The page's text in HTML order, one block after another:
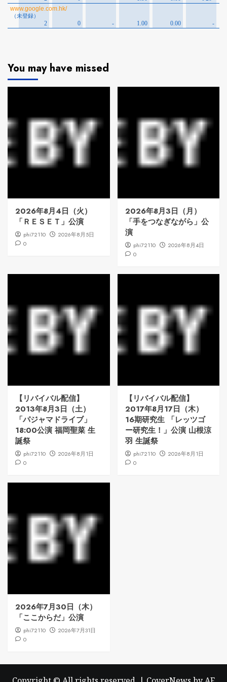
You may have missed
2026年8月4日（火）
「ＲＥＳＥＴ」公演
phi72110
2026年8月5日
0
2026年8月3日（月）
「手をつなぎながら」公
演
phi72110
2026年8月4日
0
【リバイバル配信】
2013年8月3日（土）
「パジャマドライブ」
18:00公演 福岡聖菜 生
誕祭
phi72110
2026年8月1日
0
【リバイバル配信】
2017年8月17日（木）
16期研究生 「レッツゴ
ー研究生！」公演 山根涼
羽 生誕祭
phi72110
2026年8月1日
0
2026年7月30日（木）
「ここからだ」公演
phi72110
2026年7月31日
0